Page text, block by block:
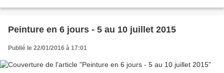
Peinture en 6 jours - 5 au 10 juillet 2015
Publié le 22/01/2016 à 17:01